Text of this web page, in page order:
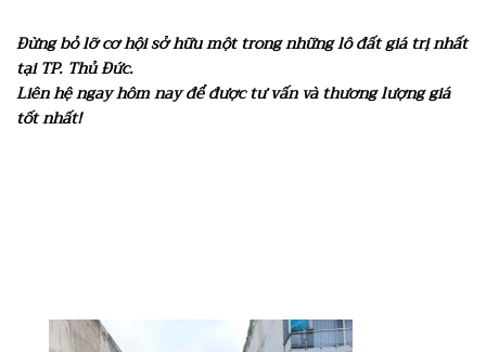
Đừng bỏ lỡ cơ hội sở hữu một trong những lô đất giá trị nhất
tại TP. Thủ Đức.
Liên hệ ngay hôm nay để được tư vấn và thương lượng giá
tốt nhất!